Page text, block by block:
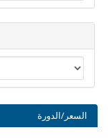
السعر/الدورة